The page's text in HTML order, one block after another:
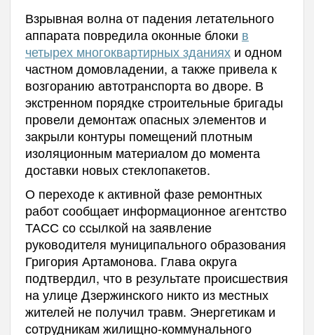
Взрывная волна от падения летательного
аппарата повредила оконные блоки в
четырех многоквартирных зданияхи одном
частном домовладении, а также привела к
возгоранию автотранспорта во дворе. В
экстренном порядке строительные бригады
провели демонтаж опасных элементов и
закрыли контуры помещений плотным
изоляционным материалом до момента
доставки новых стеклопакетов.
О переходе к активной фазе ремонтных
работ сообщает информационное агентство
ТАСС со ссылкой на заявление
руководителя муниципального образования
Григория Артамонова. Глава округа
подтвердил, что в результате происшествия
на улице Дзержинского никто из местных
жителей не получил травм. Энергетикам и
сотрудникам жилищно-коммунального